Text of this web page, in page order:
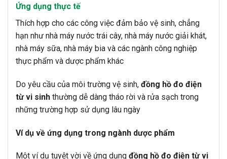
Ứng dụng thực tế
Thích hợp cho các công việc đảm bảo vệ sinh, chẳng
hạn như nhà máy nước trái cây, nhà máy nước giải khát,
nhà máy sữa, nhà máy bia và các ngành công nghiệp
thực phẩm và dược phẩm khác
Do yêu cầu của môi trường vệ sinh, đồng hồ đo điện
từ vi sinh thường dễ dàng tháo rời và rửa sạch trong
những trường hợp sử dụng lâu ngày
Ví dụ về ứng dụng trong ngành dược phẩm
Một ví dụ tuyệt vời về ứng dụng đồng hồ đo điện từ vi